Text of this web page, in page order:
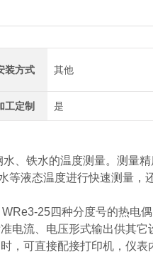
装方式 其他
工定制 是
水、铁水的温度测量。测量
液态温度进行快速测量，
25四种分度号的热电偶
电流、电压形式输出供其它
，可直接配接打印机，仪